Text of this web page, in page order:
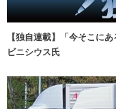
【独自連載】「今そこに
ビニシウス氏